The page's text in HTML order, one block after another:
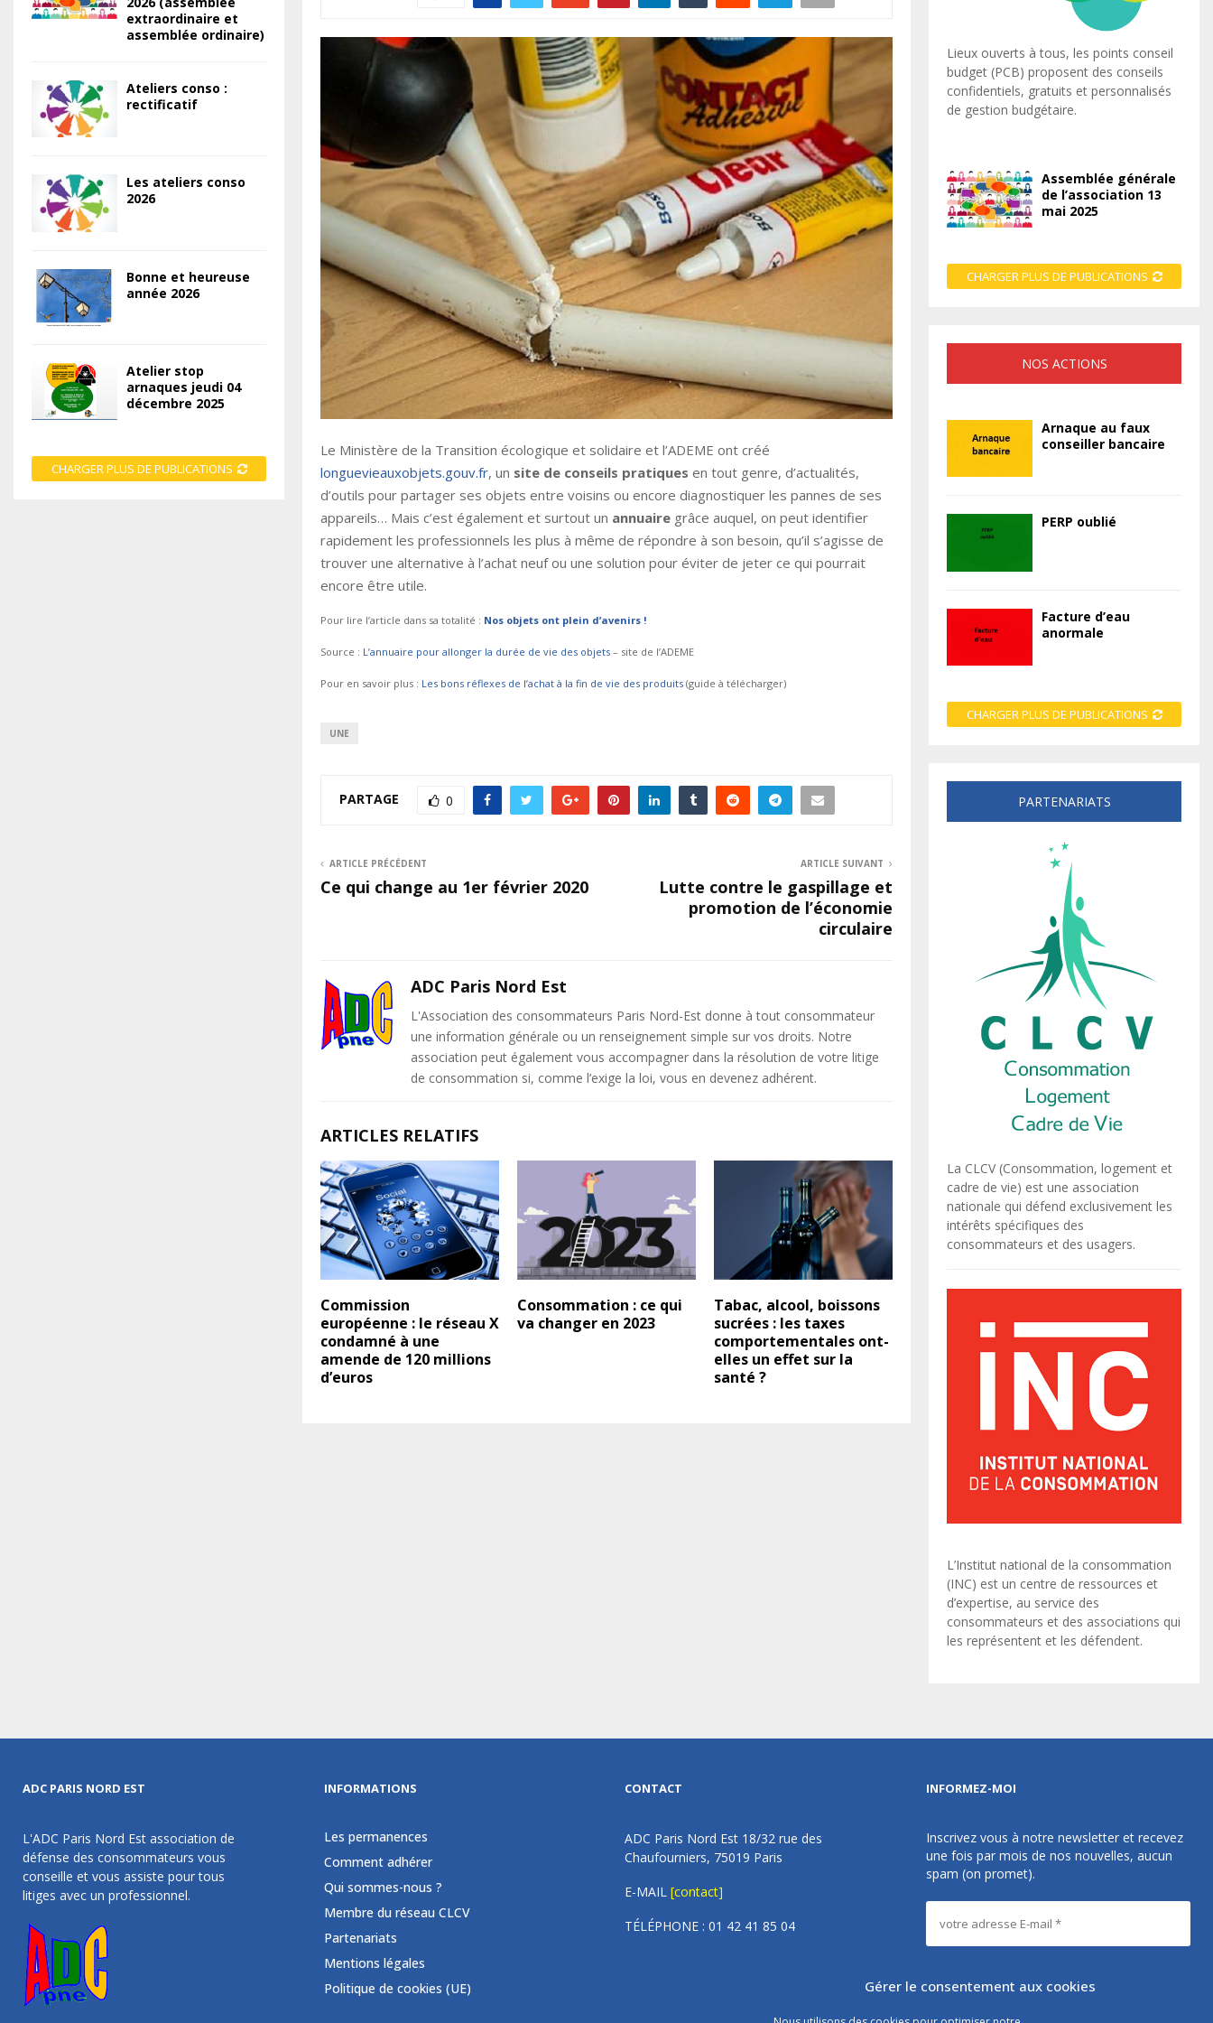
Gérer le consentement aux cookies
Le Ministère de la Transition écologique et solidaire et l’ADEME ont créé
longuevieauxobjets.gouv.fr, un site de conseils pratiques en tout genre, d’actualités,
d’outils pour partager ses objets entre voisins ou encore diagnostiquer les pannes de ses
appareils… Mais c’est également et surtout un annuaire grâce auquel, on peut identifier
rapidement les professionnels les plus à même de répondre à son besoin, qu’il s’agisse de
trouver une alternative à l’achat neuf ou une solution pour éviter de jeter ce qui pourrait
encore être utile.
Pour lire l’article dans sa totalité : Nos objets ont plein d’avenirs !
Source : L’annuaire pour allonger la durée de vie des objets – site de l’ADEME
Pour en savoir plus : Les bons réflexes de l’achat à la fin de vie des produits (guide à télécharger)
UNE
PARTAGE 0
ARTICLE PRÉCÉDENT
Ce qui change au 1er février 2020
ARTICLE SUIVANT
Lutte contre le gaspillage et
promotion de l’économie
circulaire
ADC Paris Nord Est
L'Association des consommateurs Paris Nord-Est donne à tout consommateur
une information générale ou un renseignement simple sur vos droits. Notre
association peut également vous accompagner dans la résolution de votre litige
de consommation si, comme l’exige la loi, vous en devenez adhérent.
ARTICLES RELATIFS
Commission
européenne : le réseau X
condamné à une
amende de 120 millions
d’euros
Consommation : ce qui
va changer en 2023
Tabac, alcool, boissons
sucrées : les taxes
comportementales ont-
elles un effet sur la
santé ?
extraordinaire et
assemblée ordinaire)
Ateliers conso :
rectificatif
Les ateliers conso
2026
Bonne et heureuse
année 2026
Atelier stop
arnaques jeudi 04
décembre 2025
CHARGER PLUS DE PUBLICATIONS
Lieux ouverts à tous, les points conseil
budget (PCB) proposent des conseils
confidentiels, gratuits et personnalisés
de gestion budgétaire.
Assemblée générale
de l’association 13
mai 2025
CHARGER PLUS DE PUBLICATIONS
NOS ACTIONS
Arnaque au faux
conseiller bancaire
PERP oublié
Facture d’eau
anormale
CHARGER PLUS DE PUBLICATIONS
PARTENARIATS
La CLCV (Consommation, logement et
cadre de vie) est une association
nationale qui défend exclusivement les
intérêts spécifiques des
consommateurs et des usagers.
L’Institut national de la consommation
(INC) est un centre de ressources et
d’expertise, au service des
consommateurs et des associations qui
les représentent et les défendent.
ADC PARIS NORD EST
L'ADC Paris Nord Est association de
défense des consommateurs vous
conseille et vous assiste pour tous
litiges avec un professionnel.
INFORMATIONS
Les permanences
Comment adhérer
Qui sommes-nous ?
Membre du réseau CLCV
Partenariats
Mentions légales
Politique de cookies (UE)
CONTACT
ADC Paris Nord Est 18/32 rue des
Chaufourniers, 75019 Paris
E-MAIL [contact]
TÉLÉPHONE : 01 42 41 85 04
INFORMEZ-MOI
Inscrivez vous à notre newsletter et recevez
une fois par mois de nos nouvelles, aucun
spam (on promet).